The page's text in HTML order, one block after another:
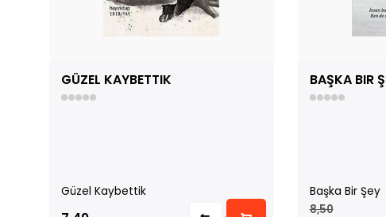
GÜZEL KAYBETTIK
Güzel Kaybettik
BAŞKA BIR
Başka Bir Şey
8,50